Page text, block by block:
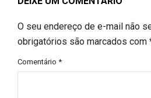
O seu endereço de e-mail não
obrigatórios são marcados com
Comentário *